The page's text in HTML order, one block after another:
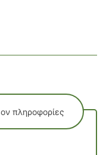
πληροφορίες